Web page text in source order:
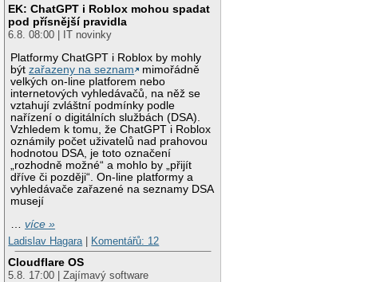
EK: ChatGPT i Roblox mohou spadat
pod přísnější pravidla
6.8. 08:00 | IT novinky
Platformy ChatGPT i Roblox by mohly
býtzařazeny na seznam
mimořádně
velkých on-line platforem nebo
internetových vyhledávačů, na něž se
vztahují zvláštní podmínky podle
nařízení o digitálních službách (DSA).
Vzhledem k tomu, že ChatGPT i Roblox
oznámily počet uživatelů nad prahovou
hodnotou DSA, je toto označení
„rozhodně možné“ a mohlo by „přijít
dříve či později“. On-line platformy a
vyhledávače zařazené na seznamy DSA
musejí
…více »
Ladislav Hagara| Komentářů: 12
Cloudflare OS
5.8. 17:00 | Zajímavý software